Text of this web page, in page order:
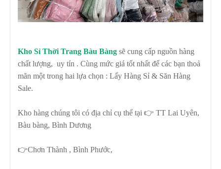
Kho Sỉ Thời Trang Bàu Bàng sẽ cung cấp nguồn hàng
chất lượng, uy tín . Cùng mức giá tốt nhất để các bạn thoả
mãn một trong hai lựa chọn : Lấy Hàng Sỉ & Săn Hàng
Sale.
Kho hàng chúng tôi có địa chỉ cụ thể tại 👉 TT Lai Uyên,
Bàu bàng, Bình Dương
👉Chơn Thành , Bình Phước,